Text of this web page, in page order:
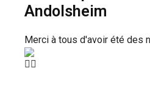
Andolsheim
Merci à tous d'avoir été des